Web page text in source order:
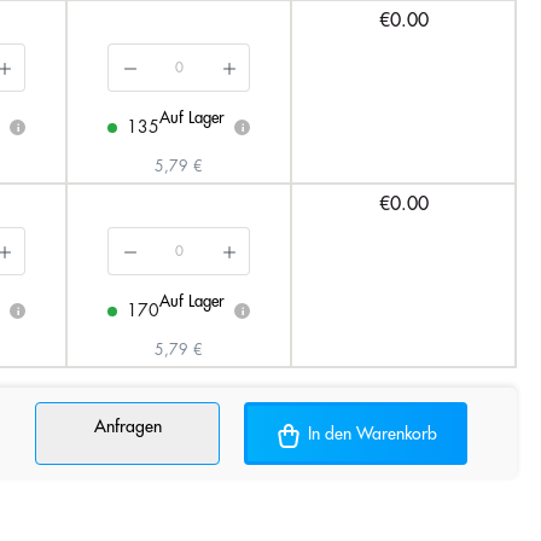
i 135
Auf Lager
i
5,79 €
€0.00
i 170
Auf Lager
i
5,79 €
€0.00
Anfragen In den Warenkorb